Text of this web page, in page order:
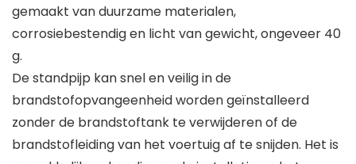
gemaakt van duurzame materialen,
corrosiebestendig en licht van gewicht, ongeveer 40
g.
De standpijp kan snel en veilig in de
brandstofopvangeenheid worden geïnstalleerd
zonder de brandstoftank te verwijderen of de
brandstofleiding van het voertuig af te snijden. Het is